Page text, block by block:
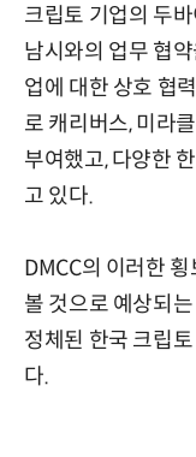
크립토 기업의 두
남시와의 업무 협
업에 대한 상호 협
로 캐리버스, 미라
부여했고, 다양한
고 있다.
DMCC의 이러한
볼 것으로 예상되
정체된 한국 크립
다.